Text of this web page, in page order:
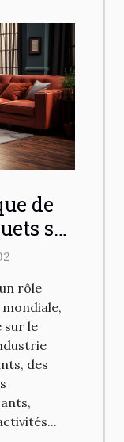
de
sur
rôle
sur le
des